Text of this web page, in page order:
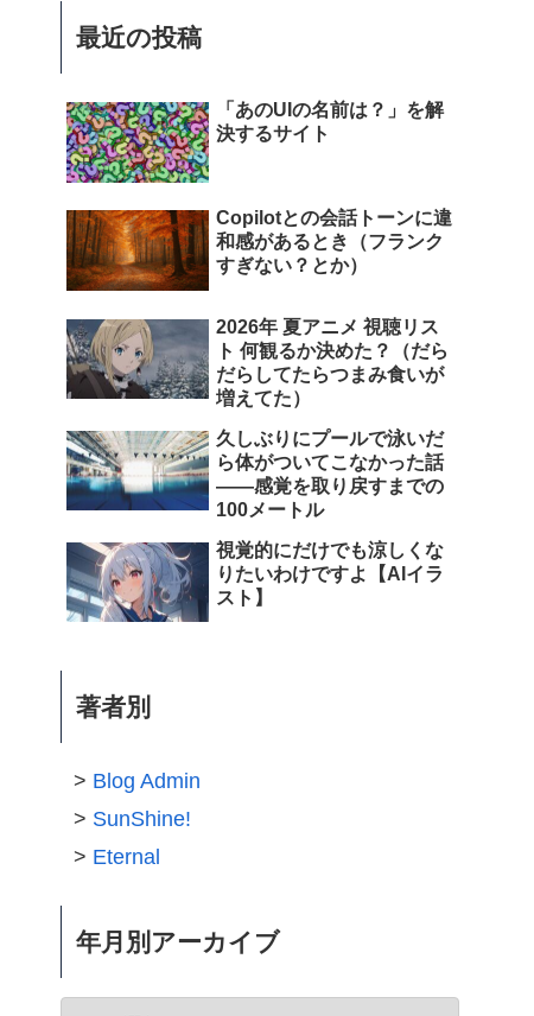
最近の投稿
「あのUIの名前は？」を解
決するサイト
Copilotとの会話トーンに違
和感があるとき（フランク
すぎない？とか）
2026年 夏アニメ 視聴リス
ト 何観るか決めた？（だら
だらしてたらつまみ食いが
増えてた）
久しぶりにプールで泳いだ
ら体がついてこなかった話
――感覚を取り戻すまでの
100メートル
視覚的にだけでも涼しくな
りたいわけですよ【AIイラ
スト】
著者別
Blog Admin
SunShine!
Eternal
年月別アーカイブ